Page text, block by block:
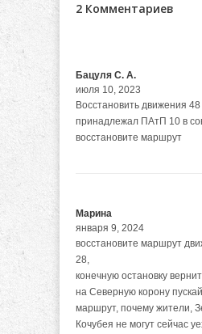
2 Комментариев
Бацуля С. А.
июля 10, 2023
Восстановить движения
принадлежал ПАтП 10 в
восстановите маршрут
Марина
января 9, 2024
восстановите маршрут
28,
конечную остановку
на Северную корону
маршрут, почему жители,
Кочубея не могут сейчас